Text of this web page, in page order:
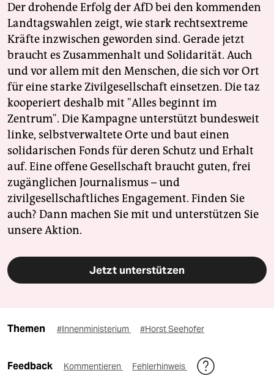
Der drohende Erfolg der AfD bei den kommenden
Landtagswahlen zeigt, wie stark rechtsextreme
Kräfte inzwischen geworden sind. Gerade jetzt
braucht es Zusammenhalt und Solidarität. Auch
und vor allem mit den Menschen, die sich vor Ort
für eine starke Zivilgesellschaft einsetzen. Die taz
kooperiert deshalb mit "Alles beginnt im
Zentrum". Die Kampagne unterstützt bundesweit
linke, selbstverwaltete Orte und baut einen
solidarischen Fonds für deren Schutz und Erhalt
auf. Eine offene Gesellschaft braucht guten, frei
zugänglichen Journalismus – und
zivilgesellschaftliches Engagement. Finden Sie
auch? Dann machen Sie mit und unterstützen Sie
unsere Aktion.
Jetzt unterstützen
Themen #Innenministerium #Horst Seehofer
Feedback Kommentieren Fehlerhinweis